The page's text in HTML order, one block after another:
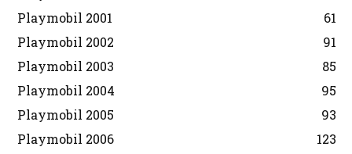
Playmobil 2001
61
Playmobil 2002
91
Playmobil 2003
85
Playmobil 2004
95
Playmobil 2005
93
Playmobil 2006
123